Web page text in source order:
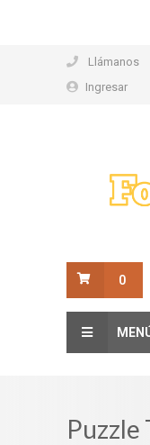
Llámanos
Ingresar
0
Puzzle